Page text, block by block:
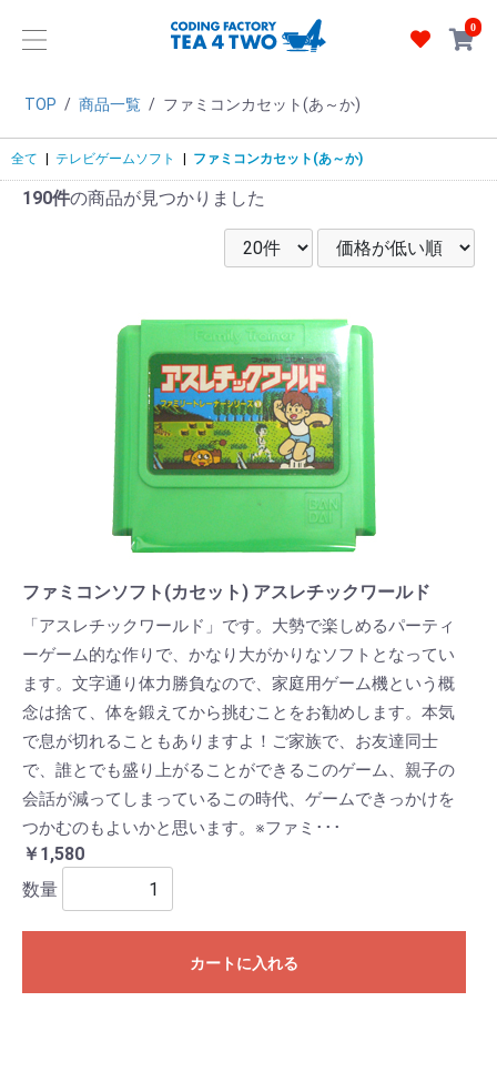
0
TOP / 商品一覧 / ファミコンカセット(あ～か)
全て テレビゲームソフト ファミコンカセット(あ～か)
190件の商品が見つかりました
ファミコンソフト(カセット) アスレチックワールド
「アスレチックワールド」です。大勢で楽しめるパーティ
ーゲーム的な作りで、かなり大がかりなソフトとなってい
ます。文字通り体力勝負なので、家庭用ゲーム機という概
念は捨て、体を鍛えてから挑むことをお勧めします。本気
で息が切れることもありますよ！ご家族で、お友達同士
で、誰とでも盛り上がることができるこのゲーム、親子の
会話が減ってしまっているこの時代、ゲームできっかけを
つかむのもよいかと思います。※ファミ･･･
￥1,580
数量
カートに入れる